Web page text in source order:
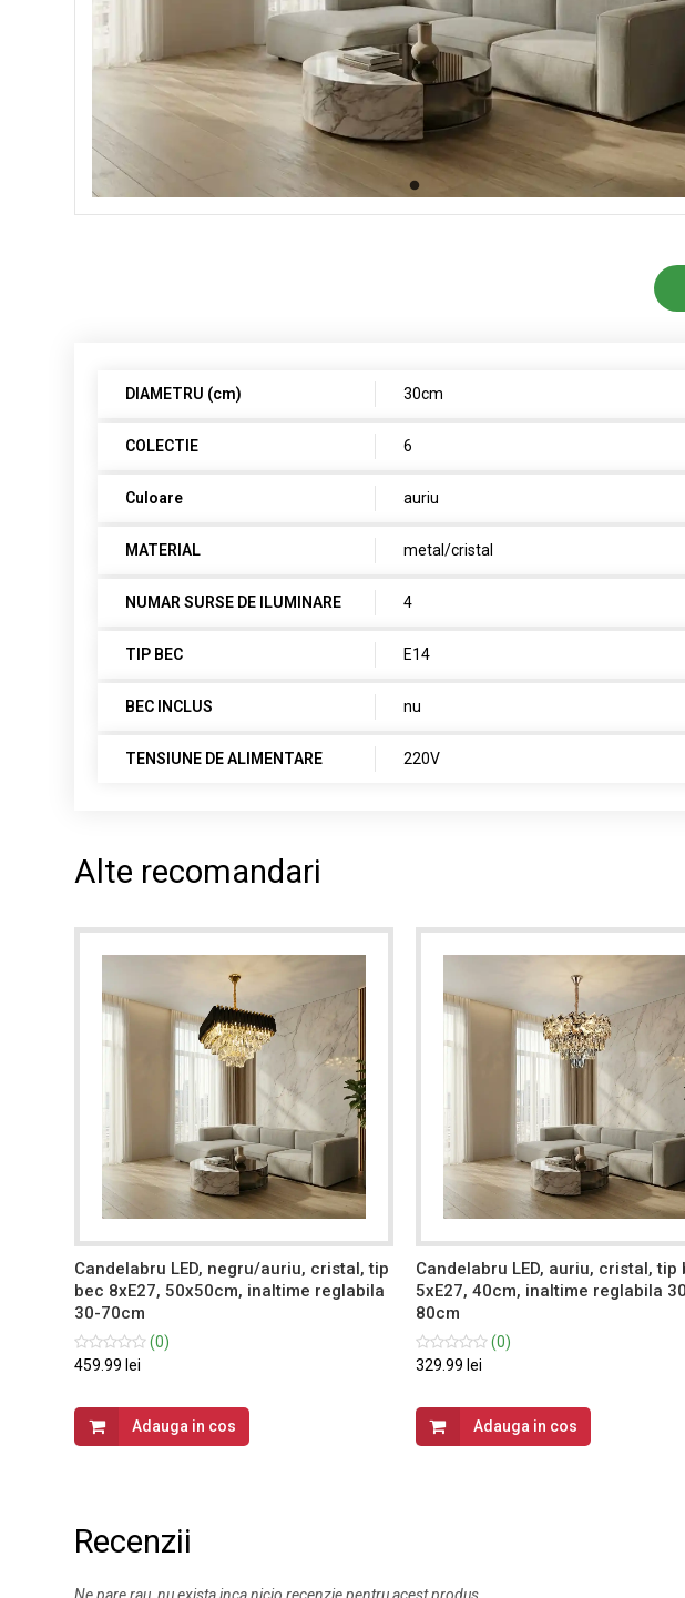
DIAMETRU (cm) 30cm
COLECTIE 6
Culoare auriu
MATERIAL metal/cristal
NUMAR SURSE DE ILUMINARE 4
TIP BEC E14
BEC INCLUS nu
TENSIUNE DE ALIMENTARE 220V
Alte recomandari
Candelabru LED, negru/auriu, cristal, tip
bec 8xE27, 50x50cm, inaltime reglabila
30-70cm
(0)
459.99 lei
Adauga in cos
Candelabru LED, auriu, cristal, tip
5xE27, 40cm, inaltime reglabila
80cm
(0)
329.99 lei
Adauga in cos
Recenzii
Ne pare rau, nu exista inca nicio recenzie pentru acest produs.